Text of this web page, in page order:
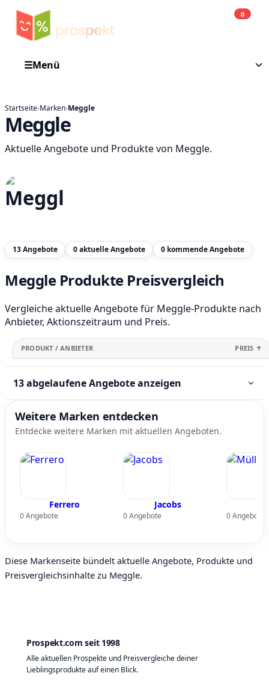
0
☰Menü
Startseite›Marken›Meggle
Meggle
Aktuelle Angebote und Produkte von Meggle.
13 Angebote 0 aktuelle Angebote 0 kommende Angebote
Meggle Produkte Preisvergleich
Vergleiche aktuelle Angebote für Meggle-Produkte nach
Anbieter, Aktionszeitraum und Preis.
PRODUKT / ANBIETER PREIS ↑
13 abgelaufene Angebote anzeigen
Weitere Marken entdecken
Entdecke weitere Marken mit aktuellen Angeboten.
Ferrero
0 Angebote
Jacobs
0 Angebote 0 Angebote
Diese Markenseite bündelt aktuelle Angebote, Produkte und
Preisvergleichsinhalte zu Meggle.
Prospekt.com seit 1998
Alle aktuellen Prospekte und Preisvergleiche deiner
Lieblingsprodukte auf einen Blick.